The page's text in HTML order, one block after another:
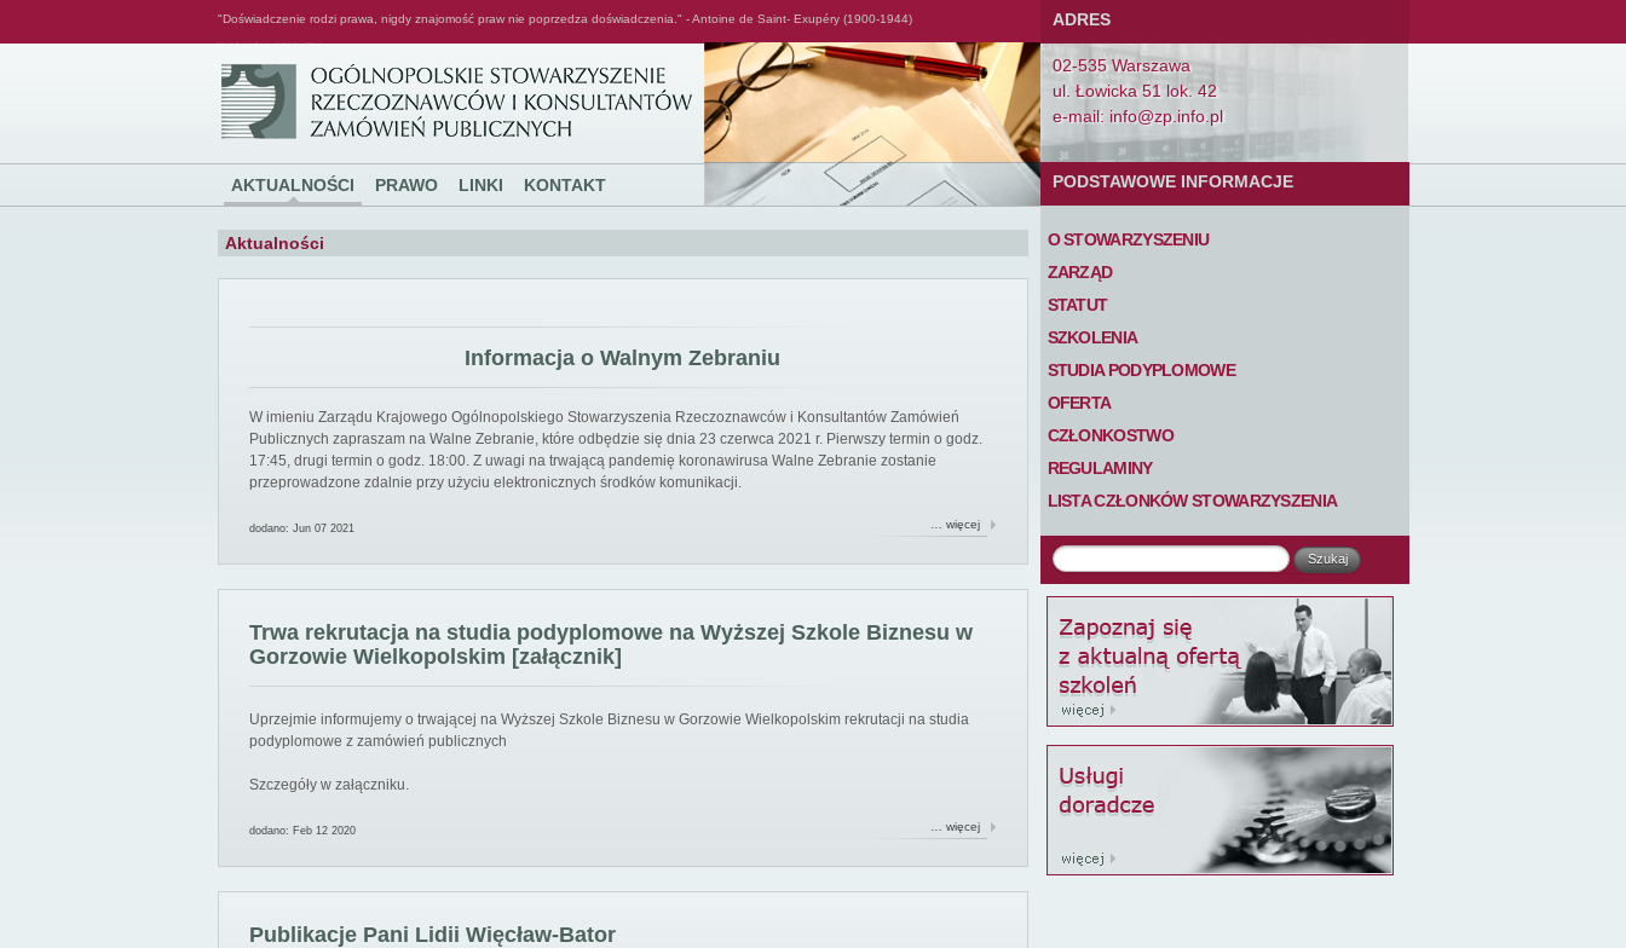
"Doświadczenie rodzi prawa, nigdy znajomość praw nie poprzedza doświadczenia." - Antoine de Saint- Exupéry (1900-1944)
AKTUALNOŚCI PRAWO LINKI KONTAKT
ADRES
02-535 Warszawa
ul. Łowicka 51 lok. 42
e-mail: info@zp.info.pl
PODSTAWOWE INFORMACJE
O STOWARZYSZENIU
ZARZĄD
STATUT
SZKOLENIA
STUDIA PODYPLOMOWE
OFERTA
CZŁONKOSTWO
REGULAMINY
LISTA CZŁONKÓW STOWARZYSZENIA
Aktualności
Informacja o Walnym Zebraniu
W imieniu Zarządu Krajowego Ogólnopolskiego Stowarzyszenia Rzeczoznawców i Konsultantów Zamówień
Publicznych zapraszam na Walne Zebranie, które odbędzie się dnia 23 czerwca 2021 r. Pierwszy termin o godz.
17:45, drugi termin o godz. 18:00. Z uwagi na trwającą pandemię koronawirusa Walne Zebranie zostanie
przeprowadzone zdalnie przy użyciu elektronicznych środków komunikacji.
dodano: Jun 07 2021 … więcej
Trwa rekrutacja na studia podyplomowe na Wyższej Szkole Biznesu w
Gorzowie Wielkopolskim [załącznik]
Uprzejmie informujemy o trwającej na Wyższej Szkole Biznesu w Gorzowie Wielkopolskim rekrutacji na studia
podyplomowe z zamówień publicznych
Szczegóły w załączniku.
dodano: Feb 12 2020 … więcej
Publikacje Pani Lidii Więcław-Bator